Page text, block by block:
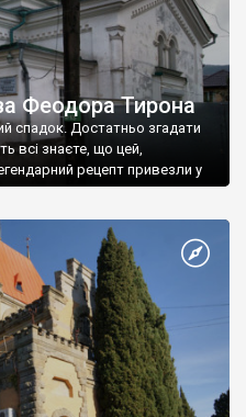
Феодора Тирона
спадок. Достатньо згадати
всі знаєте, що цей,
рецепт привезли у